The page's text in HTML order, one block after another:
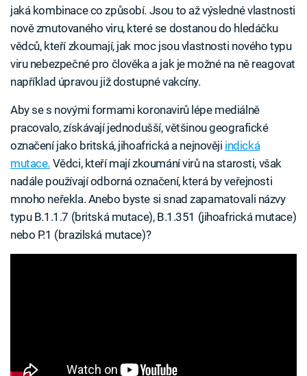
jaká kombinace co způsobí. Jsou to až výsledné vlastnosti
nově zmutovaného viru, které se dostanou do hledáčku
vědců, kteří zkoumají, jak moc jsou vlastnosti nového typu
viru nebezpečné pro člověka a jak je možné na ně reagovat
například úpravou již dostupné vakcíny.
Aby se s novými formami koronavirů lépe mediálně
pracovalo, získávají jednodušší, většinou geografické
označení jako britská, jihoafrická a nejnověji indická
mutace. Vědci, kteří mají zkoumání virů na starosti, však
nadále používají odborná označení, která by veřejnosti
mnoho neřekla. Anebo byste si snad zapamatovali názvy
typu B.1.1.7 (britská mutace), B.1.351 (jihoafrická mutace)
nebo P.1 (brazilská mutace)?